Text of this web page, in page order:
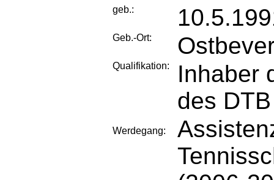
geb.:
Geb.-Ort:
Qualifikation:
Inhaber
des DTB
Werdegang: